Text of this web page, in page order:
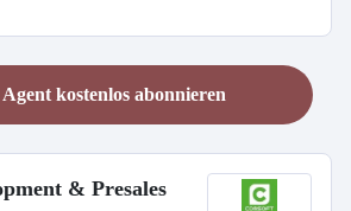
kostenlos abonnieren
& Presales